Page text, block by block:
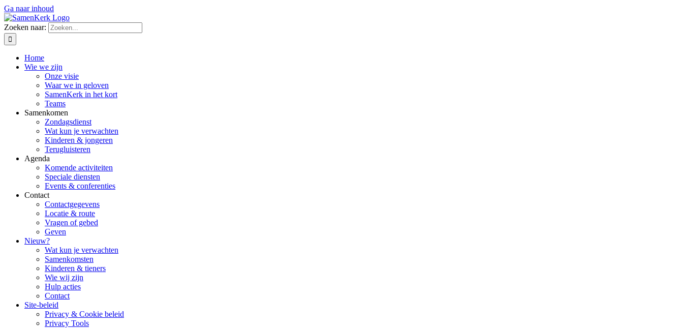
Ga naar inhoud
Zoeken naar:
Home
Wie we zijn
Onze visie
Waar we in geloven
SamenKerk in het kort
Teams
Samenkomen
Zondagsdienst
Wat kun je verwachten
Kinderen & jongeren
Terugluisteren
Agenda
Komende activiteiten
Speciale diensten
Events & conferenties
Contact
Contactgegevens
Locatie & route
Vragen of gebed
Geven
Nieuw?
Wat kun je verwachten
Samenkomsten
Kinderen & tieners
Wie wij zijn
Hulp acties
Contact
Site-beleid
Privacy & Cookie beleid
Privacy Tools